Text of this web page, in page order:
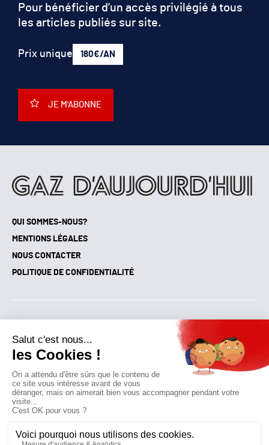
QUI SOMMES-NOUS?
MENTIONS LÉGALES
NOUS CONTACTER
POLITIQUE DE CONFIDENTIALITÉ
Mes favoris
Pour bénéficier d’un accès privilégié à tous
les articles publiés sur site.
Prix unique 180€/AN
JE M'ABONNE